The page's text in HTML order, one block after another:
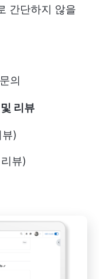
간단하지 않을
의
리뷰
)
뷰)